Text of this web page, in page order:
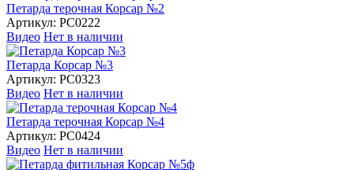
Петарда терочная Корсар №2
Артикул: РС0222
Видео Нет в наличии
Петарда Корсар №3
Артикул: РС0323
Видео Нет в наличии
Петарда терочная Корсар №4
Артикул: РС0424
Видео Нет в наличии